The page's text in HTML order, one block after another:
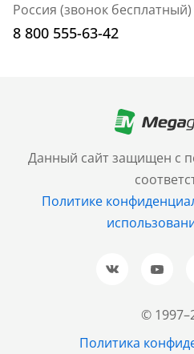
©
Политика
Данный сайт защищен с
Политике
Россия (звонок бесплатный)
8 800 555-63-42
+7 (499) 705-30-10
Санкт-Петербург
+7 (812) 600-77-33
Барнаул
+7 (961) 999-93-93
Новосибирск